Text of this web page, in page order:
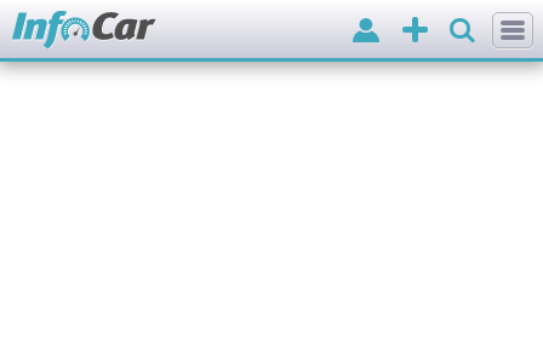
Додати
оголошення
Вхід